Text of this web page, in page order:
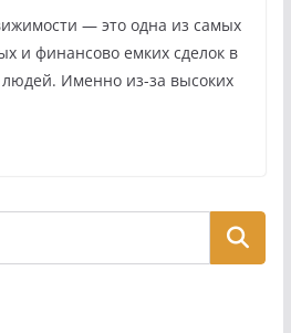
— это одна из самых
и финансово емких сделок в
Именно из-за высоких